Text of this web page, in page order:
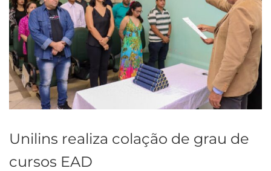
Unilins realiza colação de grau de
cursos EAD